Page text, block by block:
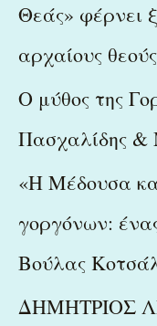
o
Θεάς» φέρνει
αρχαίους θεούς
Ο μύθος της
Πασχαλίδης
«Η Μέδουσα
γοργόνων:
Βούλας
ΔΗΜΗΤΡΙΟΣ